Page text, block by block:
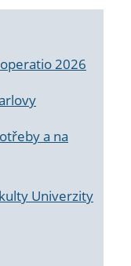
2026
a na
Univerzity